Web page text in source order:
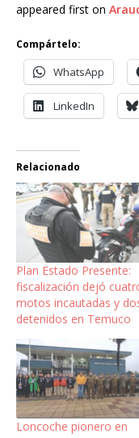
appeared first on
Compártelo:
WhatsApp
LinkedIn
Relacionado
Plan Estado Presente:
fiscalización dejó
motos incautadas y
detenidos en Temuco
Loncoche pionero en